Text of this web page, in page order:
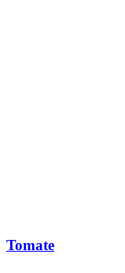
Tomate